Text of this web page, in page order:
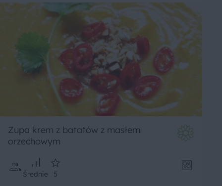
Zupa krem z batatów z masłem
orzechowym
Średnie 5